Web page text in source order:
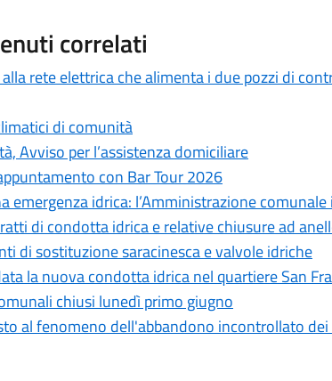
correlati
rete elettrica che alimenta i due pozzi di
di comunità
Avviso per l’assistenza domiciliare
con Bar Tour 2026
emergenza idrica: l’Amministrazione
di condotta idrica e relative chiusure ad
di sostituzione saracinesca e valvole idriche
la nuova condotta idrica nel quartiere San
chiusi lunedì primo giugno
al fenomeno dell'abbandono incontrollato